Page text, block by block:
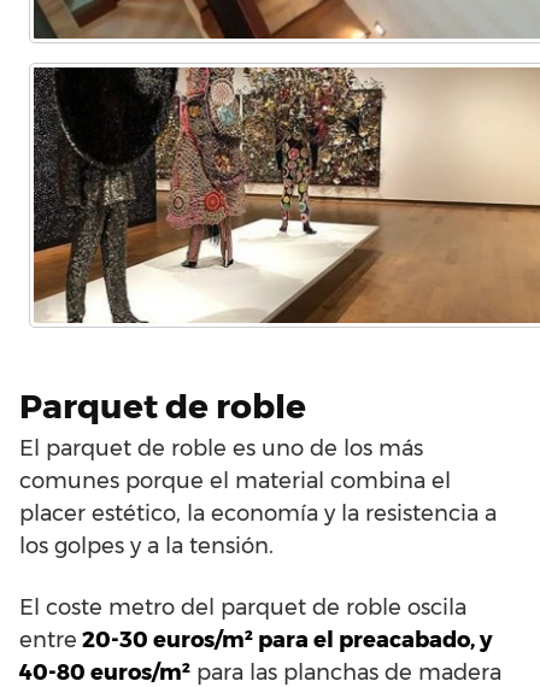
Parquet de roble
El parquet de roble es uno de los más
comunes porque el material combina el
placer estético, la economía y la resistencia a
los golpes y a la tensión.
El coste metro del parquet de roble oscila
entre 20-30 euros/m² para el preacabado, y
40-80 euros/m² para las planchas de madera